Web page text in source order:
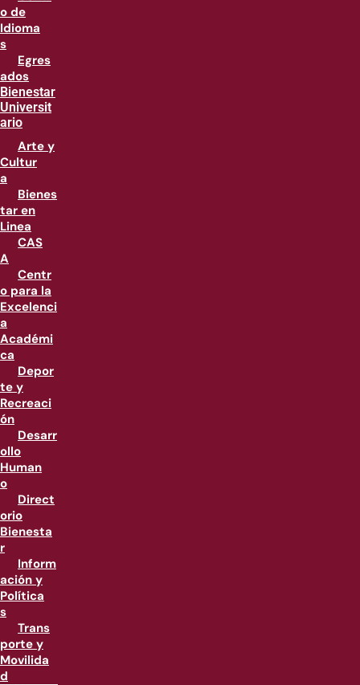
o de
Idioma
s
Egres
ados
Bienestar
Universit
ario
Arte y
Cultur
a
Bienes
tar en
Linea
CAS
A
Centr
o para la
Excelenci
a
Académi
ca
Depor
te y
Recreaci
ón
Desarr
ollo
Human
o
Direct
orio
Bienesta
r
Inform
ación y
Política
s
Trans
porte y
Movilida
d